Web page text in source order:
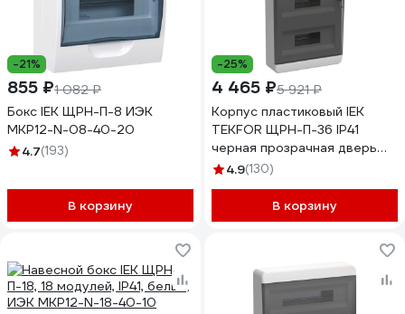
-21%
855 ₽1 082 ₽
Бокс IEK ЩРН-П-8 ИЭК
MKP12-N-08-40-20
4.7(193)
В корзину
-25%
4 465 ₽5 921 ₽
Корпус пластиковый IEK
TEKFOR ЩРН-П-36 IP41
черная прозрачная дверь
TF5-KP12-N-36-41-K01-K03
4.9(130)
В корзину